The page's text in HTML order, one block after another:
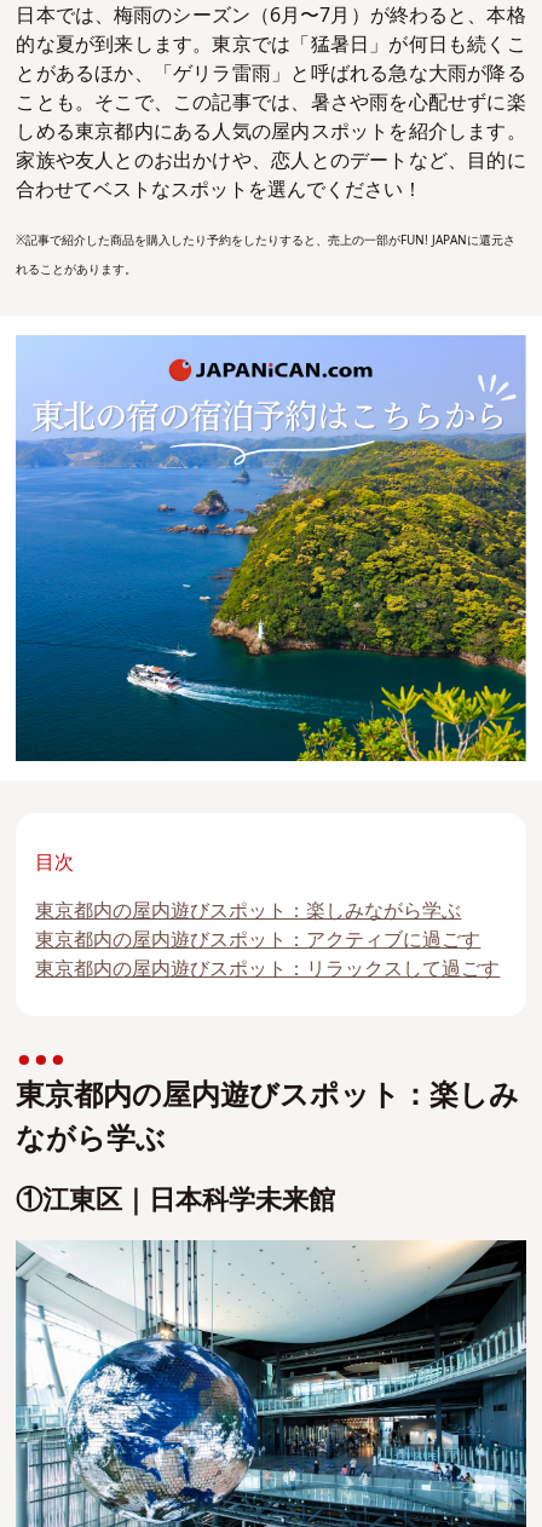
日本では、梅雨のシーズン（6月〜7月）が終わると、本格
的な夏が到来します。東京では「猛暑日」が何日も続くこ
とがあるほか、「ゲリラ雷雨」と呼ばれる急な大雨が降る
ことも。 そこで、この記事では、暑さや雨を心配せずに楽
しめる東京都内にある人気の屋内スポットを紹介します。
家族や友人とのお出かけや、恋人とのデートなど、目的に
合わせてベストなスポットを選んでください！
※記事で紹介した商品を購入したり予約をしたりすると、売上の一部がFUN! JAPANに還元さ
れることがあります。
目次
東京都内の屋内遊びスポット：楽しみながら学ぶ
東京都内の屋内遊びスポット：アクティブに過ごす
東京都内の屋内遊びスポット：リラックスして過ごす
東京都内の屋内遊びスポット：楽しみ
ながら学ぶ
①江東区｜日本科学未来館